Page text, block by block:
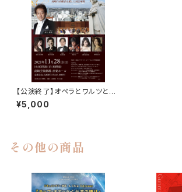
【公演終了】オペラとワルツと秋
の声 自由席
¥5,000
その他の商品